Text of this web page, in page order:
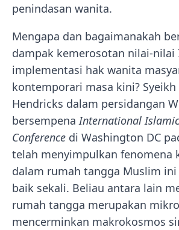
penindasan wanita.
Mengapa dan bagaimanakah
dampak kemerosotan nilai-nilai
implementasi hak wanita
kontemporari masa kini? Syeikh
Hendricks dalam persidangan
bersempena International
Conference di Washington DC
telah menyimpulkan fenomena
dalam rumah tangga Muslim
baik sekali. Beliau antara lain
rumah tangga merupakan
mencerminkan makrokosmos